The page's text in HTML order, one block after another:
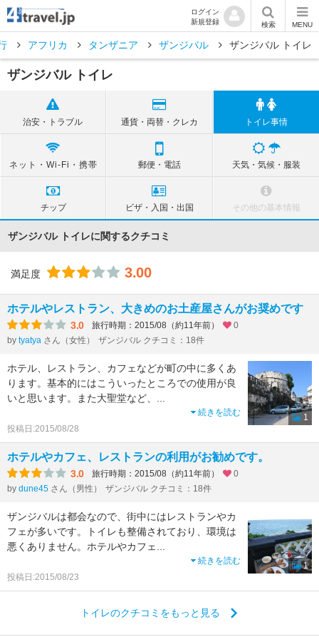
ログイン
新規登録
検索 MENU
アフリカ タンザニア ザンジバル ザンジバル トイレ
ザンジバル トイレ
治安・トラブル 通貨・両替・クレカ トイレ事情
ネット・Wi-Fi・携帯 郵便・電話 天気・気候・服装
チップ ビザ・入国・出国 その他の基本情報
ザンジバル トイレに関するクチコミ
満足度 3.00
ホテルやレストラン、大きめのお土産屋さんがお奨めです
3.0 旅行時期：2015/08（約11年前）
0
by tyatya さん（女性） ザンジバル クチコミ：18件
ホテル、レストラン、カフェなどが町の中に多くあ
ります。基本的にはこういったところでの使用が良
いと思います。また大聖堂など、
続きを読む
投稿日:2015/08/28
1
ホテルやカフェ、レストランの利用がお勧めです。
3.0 旅行時期：2015/08（約11年前）
0
by dune45 さん（男性） ザンジバル クチコミ：18件
ザンジバルは都会なので、街中にはレストランやカ
フェが多いです。トイレも整備されており、環境は
悪くありません。ホテルやカフェ
続きを読む
投稿日:2015/08/23
1
トイレのクチコミをもっと見る